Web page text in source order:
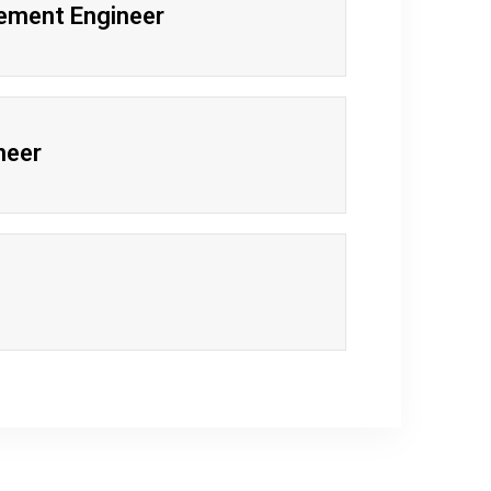
Engineer